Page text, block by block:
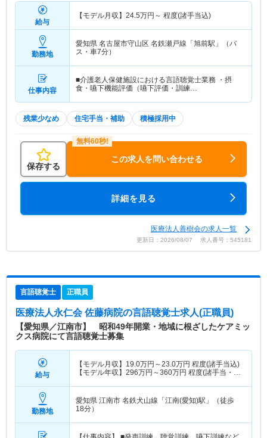
給与
【モデル月収】 24.5万円～ 程度(諸手当込)
勤務地
愛知県 名古屋市守山区 名鉄瀬戸線「旭前駅」（バ
ス・車7分）
仕事内容
■介護老人保健施設における言語聴覚士業務 ・摂
食・嚥下機能評価（嚥下評価・訓練…
残業少なめ 住宅手当・補助 積極採用中
保存する
この求人を問い合わせる
詳細を見る
医療法人善樹会の求人一覧
更新日：2026/08/07 求人番号：545181
言語聴覚士 正職員
医療法人永仁会 佐藤病院の言語聴覚士求人(正職員)
【愛知県／江南市】 昭和49年開業・地域に根ざしたケアミッ
クス病院にて言語聴覚士募集
給与
【モデル月収】 19.0万円～23.0万円 程度(諸手当込)
【モデル年収】 296万円～360万円 程度(諸手当・賞
勤務地
愛知県 江南市 名鉄犬山線「江南(愛知)駅」（徒歩
18分）